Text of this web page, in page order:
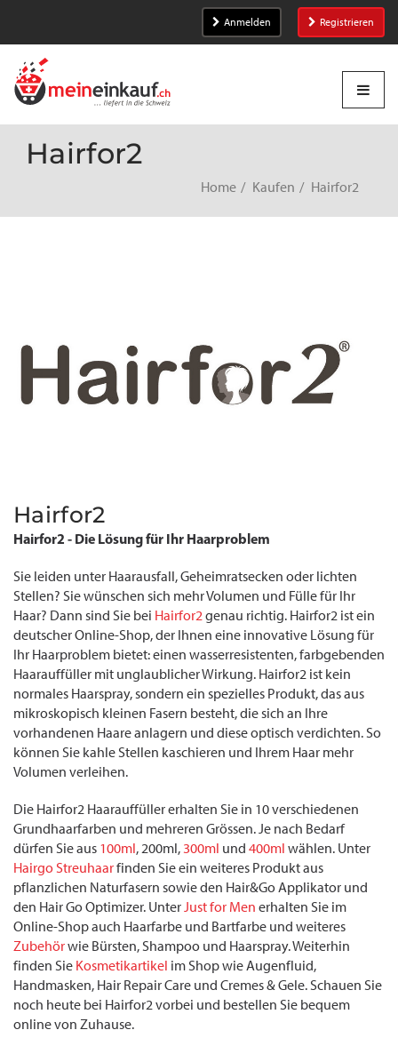
Anmelden Registrieren
Hairfor2
Home Kaufen Hairfor2
Hairfor2
Hairfor2 - Die Lösung für Ihr Haarproblem
Sie leiden unter Haarausfall, Geheimratsecken oder lichten
Stellen? Sie wünschen sich mehr Volumen und Fülle für Ihr
Haar? Dann sind Sie bei Hairfor2genau richtig. Hairfor2 ist ein
deutscher Online-Shop, der Ihnen eine innovative Lösung für
Ihr Haarproblem bietet: einen wasserresistenten, farbgebenden
Haarauffüller mit unglaublicher Wirkung. Hairfor2 ist kein
normales Haarspray, sondern ein spezielles Produkt, das aus
mikroskopisch kleinen Fasern besteht, die sich an Ihre
vorhandenen Haare anlagern und diese optisch verdichten. So
können Sie kahle Stellen kaschieren und Ihrem Haar mehr
Volumen verleihen.
Die Hairfor2 Haarauffüller erhalten Sie in 10 verschiedenen
Grundhaarfarben und mehreren Grössen. Je nach Bedarf
dürfen Sie aus 100ml, 200ml,300ml und 400ml wählen. Unter
Hairgo Streuhaarfinden Sie ein weiteres Produkt aus
pflanzlichen Naturfasern sowie den Hair&Go Applikator und
den Hair Go Optimizer. UnterJust for Men erhalten Sie im
Online-Shop auch Haarfarbe und Bartfarbe und weiteres
Zubehörwie Bürsten, Shampoo und Haarspray. Weiterhin
finden Sie Kosmetikartikel im Shop wie Augenfluid,
Handmasken, Hair Repair Care und Cremes & Gele. Schauen Sie
noch heute bei Hairfor2 vorbei und bestellen Sie bequem
online von Zuhause.